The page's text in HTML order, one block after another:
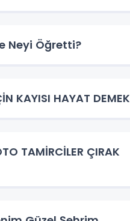
Neyi Öğretti?
KAYISI HAYAT DEMEK
TAMİRCİLER ÇIRAK